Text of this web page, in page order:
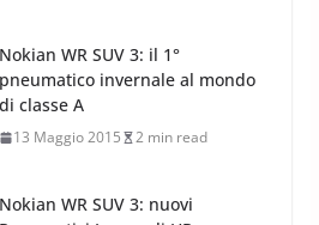
Nokian WR SUV 3: nuovi
Pneumatici Invernali HP per
condizioni invernali difficili
23 Aprile 2013 9 min read
G073: nuovi pneumatici